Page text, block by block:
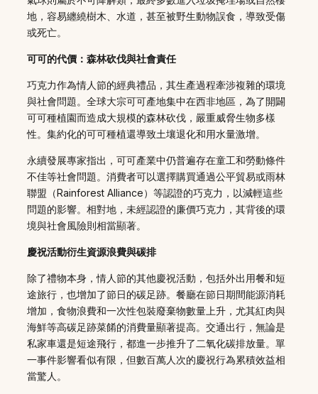
地，容易纏繞樹木、水道，甚至被野生動物誤食，導致受傷
或死亡。
可可的代價：森林砍伐與社會責任
巧克力作為情人節的經典禮品，其生產過程牽涉複雜的環境
與社會問題。全球大宗可可產地集中在西非地區，為了開闢
可可種植園而造成大規模的森林砍伐，嚴重威脅生物多樣
性。集約化的可可種植還導致土壤退化和用水量激增。
永續發展專家指出，可可產業中仍普遍存在童工和勞動條件
不佳等社會問題。消費者可以選擇購買通過公平貿易或雨林
聯盟（Rainforest Alliance）等認證的巧克力，以減輕這些
問題的影響。相對地，未經認證的廉價巧克力，其背後的環
境與社會風險則相當顯著。
慶祝活動衍生資源浪費與碳排
除了禮物本身，情人節的其他慶祝活動，包括外出用餐和短
途旅行，也增加了節日的碳足跡。餐廳在節日期間能源消耗
增加，食物浪費和一次性包裝廢棄物數量上升，尤其紅肉與
海鮮等高碳足跡菜餚的消費量顯著提高。交通出行，無論是
私家車還是短途飛行，都進一步推升了二氧化碳排放量。單
一事件影響看似有限，但數百萬人次的慶祝行為累積效益相
當驚人。